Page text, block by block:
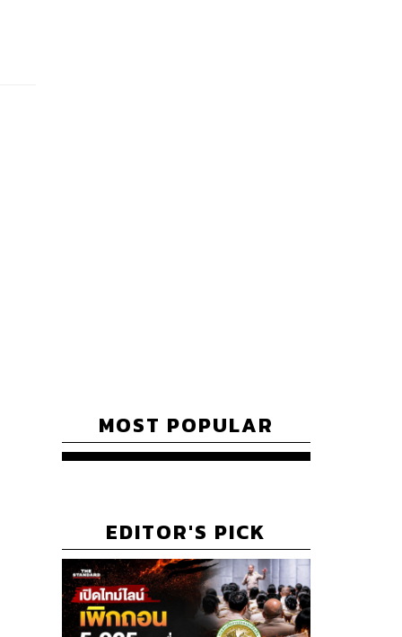
MOST POPULAR
EDITOR'S PICK